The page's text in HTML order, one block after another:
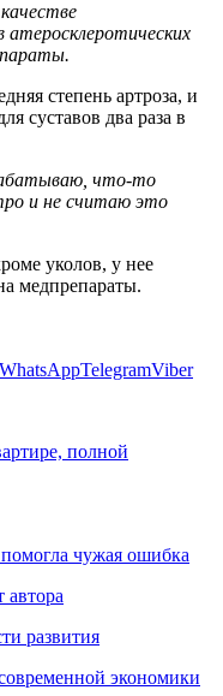
атеросклеротических
степень артроза, и
суставов два раза в
что-то
и не считаю это
уколов, у нее
медпрепараты.
WhatsAppTelegramViber
полной
чужая ошибка
автора
развития
экономики